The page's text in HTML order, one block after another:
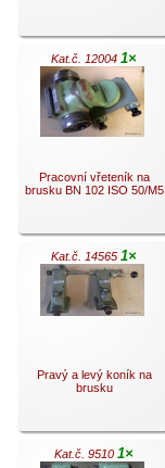
.
Kat.č. 12004 1×
Pracovní vřeteník na
brusku BN 102 ISO 50/M5
.
Kat.č. 14565 1×
Pravý a levý koník na
brusku
Kat.č. 9510 1×